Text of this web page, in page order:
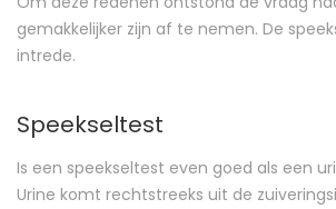
gemakkelijker zijn af te nemen. De
intrede.
Speekseltest
Is een speekseltest even goed als een
Urine komt rechtstreeks uit de